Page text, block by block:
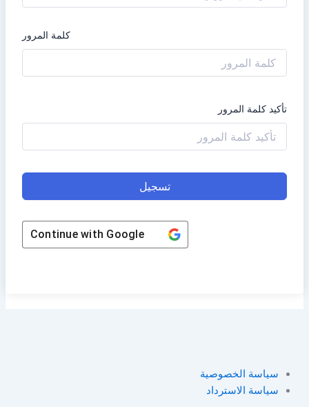
كلمة المرور
تأكيد كلمة المرور
تسجيل
Continue with Google
سياسة الخصوصية
سياسة الاسترداد